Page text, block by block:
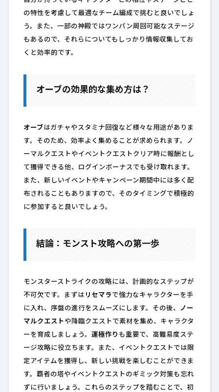
の特性を考慮して最適なチーム編成で挑むと良いでしょ
う。また、一部の神殿ではワンパン周回可能なステージ
もあるので、それらについてもしっかり情報収集してお
くと効率的です。
オーブの効果的な集め方は？
オーブ はガチャやスタミナ回復など様々な用途がありま
す。そのため、効率よく集めることが求められます。ノ
ーマルクエストやイベントクエストクリア時に報酬とし
て獲得できる他、ログインボーナスでも受け取れます。
また、新しいイベントやキャンペーン期間中には多く配
布されることもありますので、そのタイミングで積極的
に参加すると良いでしょう。
結論：モンスト攻略への第一歩
モンスターストライクの攻略には、計画的なステップが
不可欠です。まずは リセマラ で強力なキャラクターを手
に入れ、序盤の進行をスムーズにします。その後、 ノー
マルクエストや降臨クエストで素材を集め、キャラクタ
ーを育成しましょう。 運極作り も重要で、高難易度ステ
ージ攻略に役立ちます。また、イベントクエストでは限
定アイテムを獲得し、新しい挑戦を楽しむことができま
す。覇者の塔やイベントクエストのギミック対策も忘れ
ずに行いましょう。これらのステップを踏むことで、初